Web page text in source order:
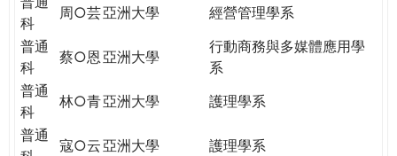
科
周○芸亞洲大學
經營管理學系
普通
科
蔡○恩 亞洲大學
行動商務與多媒體應用學
系
普通
科
林○青亞洲大學
護理學系
普通
寇○云亞洲大學
護理學系